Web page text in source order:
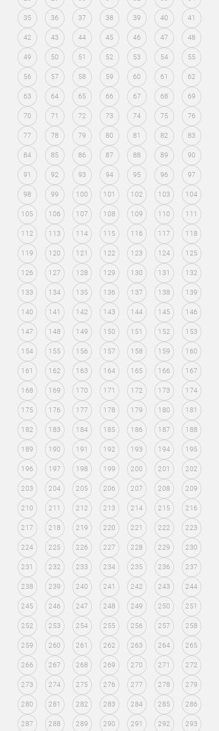
35 36 37 38 39 40 41
42 43 44 45 46 47 48
49 50 51 52 53 54 55
56 57 58 59 60 61 62
63 64 65 66 67 68 69
70 71 72 73 74 75 76
77 78 79 80 81 82 83
84 85 86 87 88 89 90
91 92 93 94 95 96 97
98 99 100 101 102 103 104
105 106 107 108 109 110 111
112 113 114 115 116 117 118
119 120 121 122 123 124 125
126 127 128 129 130 131 132
133 134 135 136 137 138 139
140 141 142 143 144 145 146
147 148 149 150 151 152 153
154 155 156 157 158 159 160
161 162 163 164 165 166 167
168 169 170 171 172 173 174
175 176 177 178 179 180 181
182 183 184 185 186 187 188
189 190 191 192 193 194 195
196 197 198 199 200 201 202
203 204 205 206 207 208 209
210 211 212 213 214 215 216
217 218 219 220 221 222 223
224 225 226 227 228 229 230
231 232 233 234 235 236 237
238 239 240 241 242 243 244
245 246 247 248 249 250 251
252 253 254 255 256 257 258
259 260 261 262 263 264 265
266 267 268 269 270 271 272
273 274 275 276 277 278 279
280 281 282 283 284 285 286
287 288 289 290 291 292 293